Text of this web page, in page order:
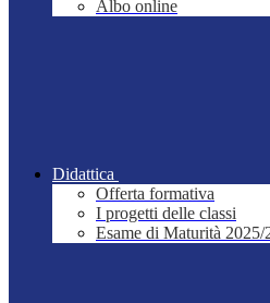
Albo online
Didattica
Offerta formativa
I progetti delle classi
Esame di Maturità 2025/